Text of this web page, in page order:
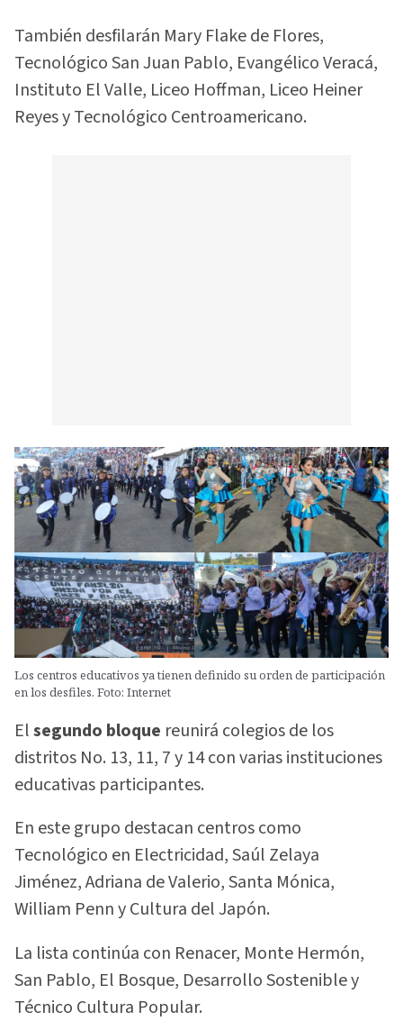
También desfilarán Mary Flake de Flores,
Tecnológico San Juan Pablo, Evangélico Veracá,
Instituto El Valle, Liceo Hoffman, Liceo Heiner
Reyes y Tecnológico Centroamericano.
Los centros educativos ya tienen definido su orden de participación
en los desfiles. Foto: Internet
Elsegundo bloque reunirá colegios de los
distritos No. 13, 11, 7 y 14 con varias instituciones
educativas participantes.
En este grupo destacan centros como
Tecnológico en Electricidad, Saúl Zelaya
Jiménez, Adriana de Valerio, Santa Mónica,
William Penn y Cultura del Japón.
La lista continúa con Renacer, Monte Hermón,
San Pablo, El Bosque, Desarrollo Sostenible y
Técnico Cultura Popular.